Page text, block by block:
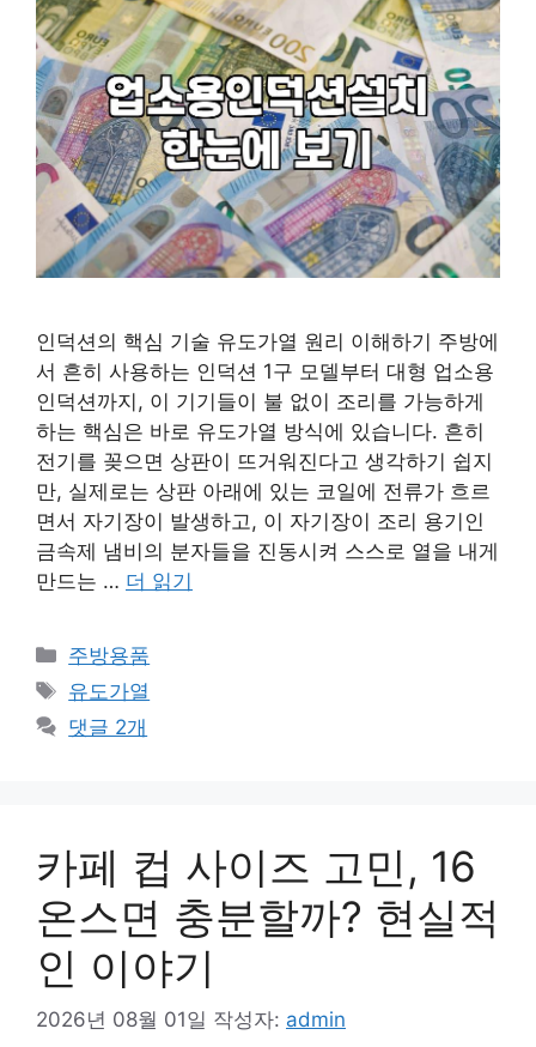
인덕션의 핵심 기술 유도가열 원리 이해하기 주방에
서 흔히 사용하는 인덕션 1구 모델부터 대형 업소용
인덕션까지, 이 기기들이 불 없이 조리를 가능하게
하는 핵심은 바로 유도가열 방식에 있습니다. 흔히
전기를 꽂으면 상판이 뜨거워진다고 생각하기 쉽지
만, 실제로는 상판 아래에 있는 코일에 전류가 흐르
면서 자기장이 발생하고, 이 자기장이 조리 용기인
금속제 냄비의 분자들을 진동시켜 스스로 열을 내게
만드는 … 더 읽기
카
테
고
리
주방용품
태
그
유도가열
댓글 2개
카페 컵 사이즈 고민, 16
온스면 충분할까? 현실적
인 이야기
2026년 08월 01일 작성자: admin